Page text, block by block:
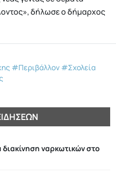
δήλωσε ο δήμαρχος
#Περιβάλλον#Σχολεία
διακίνηση ναρκωτικών στο